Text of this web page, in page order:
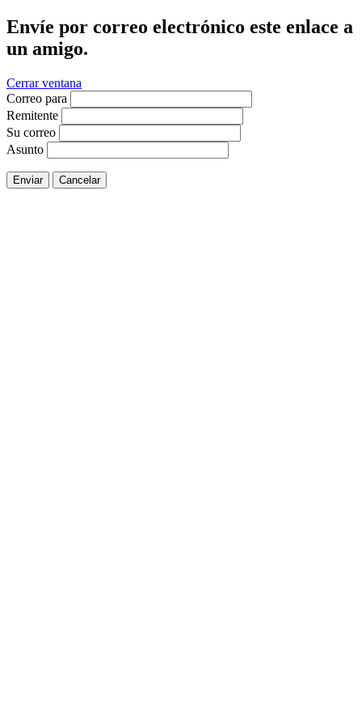
Envíe por correo electrónico este enlace a
un amigo.
Cerrar ventana
Correo para
Remitente
Su correo
Asunto
Enviar Cancelar